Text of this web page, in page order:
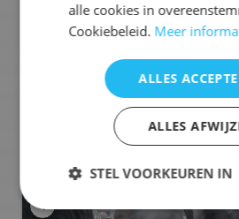
Selecteren voor
alle cookies in
Cookiebeleid. Meer
ALLES
ALLES
STEL VOORKEUREN IN